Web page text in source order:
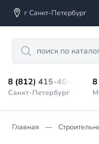
г Санкт-Петербург
Search
8 (812) 415-40-45
Санкт-Петербург
8
Главная